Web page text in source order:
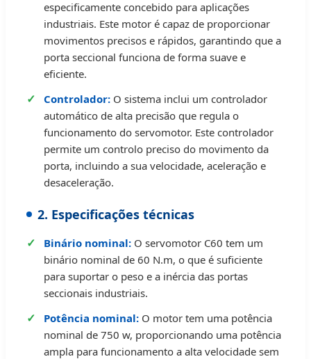
especificamente concebido para aplicações
industriais. Este motor é capaz de proporcionar
movimentos precisos e rápidos, garantindo que a
porta seccional funciona de forma suave e
eficiente.
Controlador: O sistema inclui um controlador
automático de alta precisão que regula o
funcionamento do servomotor. Este controlador
permite um controlo preciso do movimento da
porta, incluindo a sua velocidade, aceleração e
desaceleração.
2. Especificações técnicas
Binário nominal: O servomotor C60 tem um
binário nominal de 60 N.m, o que é suficiente
para suportar o peso e a inércia das portas
seccionais industriais.
Potência nominal: O motor tem uma potência
nominal de 750 w, proporcionando uma potência
ampla para funcionamento a alta velocidade sem